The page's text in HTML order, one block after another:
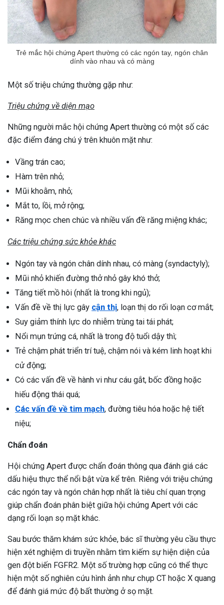
Trẻ mắc hội chứng Apert thường có các ngón tay, ngón chân
dính vào nhau và có màng
Một số triệu chứng thường gặp như:
Triệu chứng về diện mạo
Những người mắc hội chứng Apert thường có một số các
đặc điểm đáng chú ý trên khuôn mặt như:
Vầng trán cao;
Hàm trên nhỏ;
Mũi khoằm, nhỏ;
Mắt to, lồi, mở rộng;
Răng mọc chen chúc và nhiều vấn đề răng miệng khác;
Các triệu chứng sức khỏe khác
Ngón tay và ngón chân dính nhau, có màng (syndactyly);
Mũi nhỏ khiến đường thở nhỏ gây khó thở;
Tăng tiết mồ hôi (nhất là trong khi ngủ);
Vấn đề về thị lực gây cận thị, loạn thị do rối loạn cơ mắt;
Suy giảm thính lực do nhiễm trùng tai tái phát;
Nổi mụn trứng cá, nhất là trong độ tuổi dậy thì;
Trẻ chậm phát triển trí tuệ, chậm nói và kém linh hoạt khi
cử động;
Có các vấn đề về hành vi như cáu gắt, bốc đồng hoặc
hiếu động thái quá;
Các vấn đề về tim mạch, đường tiêu hóa hoặc hệ tiết
niệu;
Chẩn đoán
Hội chứng Apert được chẩn đoán thông qua đánh giá các
dấu hiệu thực thể nổi bật vừa kể trên. Riêng với triệu chứng
các ngón tay và ngón chân hợp nhất là tiêu chí quan trọng
giúp chẩn đoán phân biệt giữa hội chứng Apert với các
dạng rối loạn sọ mặt khác.
Sau bước thăm khám sức khỏe, bác sĩ thường yêu cầu thực
hiện xét nghiệm di truyền nhằm tìm kiếm sự hiện diện của
gen đột biến FGFR2. Một số trường hợp cũng có thể thực
hiện một số nghiên cứu hình ảnh như chụp CT hoặc X quang
để đánh giá mức độ bất thường ở sọ mặt.